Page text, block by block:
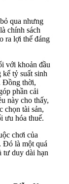
qua nhưng
chính sách
ra lợi thế đáng
với khoản đầu
tỷ suất sinh
Đồng thời,
phần cải
này cho thấy,
chọn tài sản,
ưu hóa thuế.
chơi của
Đó là một quá
tư duy dài hạn